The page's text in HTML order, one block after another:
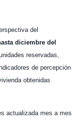
del
diciembre del
reservadas,
de percepción
obtenidas
actualizada mes a mes